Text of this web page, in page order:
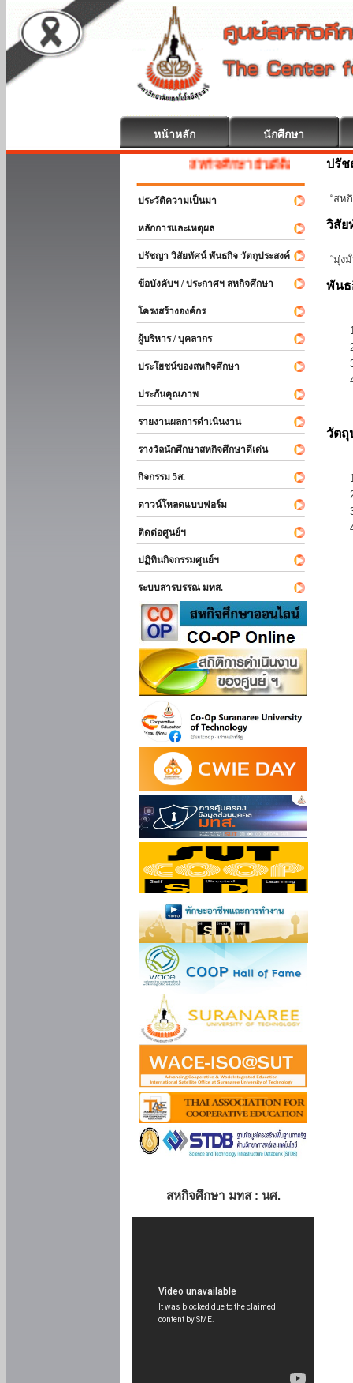
หน้าหลัก นักศึกษา
สหกิจศึกษา ยินดีต้อนรับ
ประวัติความเป็นมา
หลักการและเหตุผล
ปรัชญา วิสัยทัศน์ พันธกิจ วัตถุประสงค์
ข้อบังคับฯ / ประกาศฯ สหกิจศึกษา
โครงสร้างองค์กร
ผู้บริหาร / บุคลากร
ประโยชน์ของสหกิจศึกษา
ประกันคุณภาพ
รายงานผลการดำเนินงาน
รางวัลนักศึกษาสหกิจศึกษาดีเด่น
กิจกรรม 5ส.
ดาวน์โหลดแบบฟอร์ม
ติดต่อศูนย์ฯ
ปฏิทินกิจกรรมศูนย์ฯ
ระบบสารบรรณ มทส.
สหกิจศึกษา มทส : นศ.
ปรั
“สห
วิสัย
“มุ่ง
พัน
วัตถุ